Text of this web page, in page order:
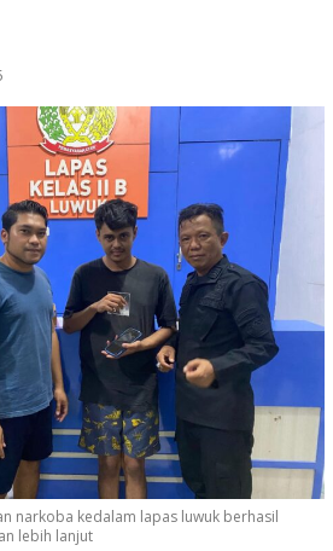
narkoba kedalam lapas luwuk berhasil
lebih lanjut